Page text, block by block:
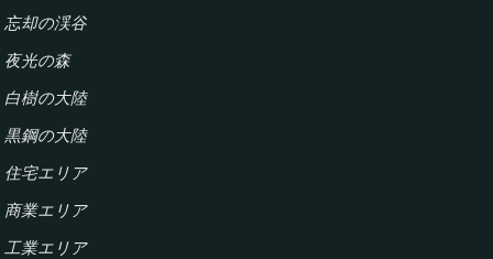
忘却の渓谷
夜光の森
白樹の大陸
黒鋼の大陸
住宅エリア
商業エリア
工業エリア